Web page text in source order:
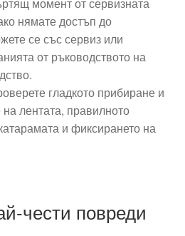
нямате достъп до
се със сервиз или
от ръководството на
гладкото прибиране и
лентата, правилното
и фиксирането на
чести повреди